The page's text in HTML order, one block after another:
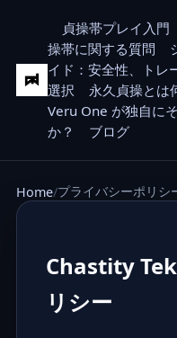
貞操帯プレイ入門
操帯に関する質問
イド：安全性、トレ
選択
永久貞操とは
Veru One が独自に
か？
ブログ
Home プライバシーポリシ
Chastity
リシー